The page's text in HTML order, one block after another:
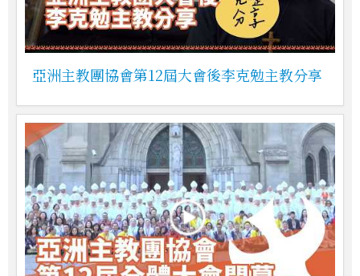
亞洲主教團協會第12屆大會後李克勉主教分享